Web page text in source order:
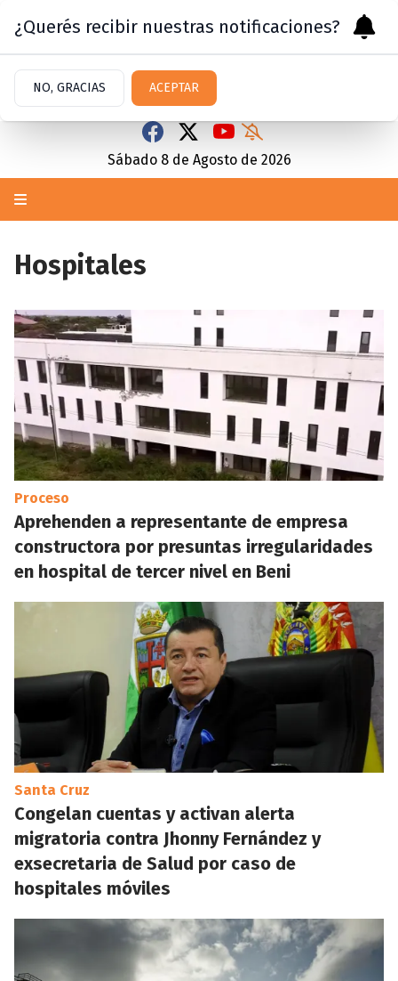
Sábado 8 de Agosto de 2026
Hospitales
Proceso
Aprehenden a representante de empresa
constructora por presuntas irregularidades
en hospital de tercer nivel en Beni
Santa Cruz
Congelan cuentas y activan alerta
migratoria contra Jhonny Fernández y
exsecretaria de Salud por caso de
hospitales móviles
¿Querés recibir nuestras notificaciones?
NO, GRACIAS ACEPTAR